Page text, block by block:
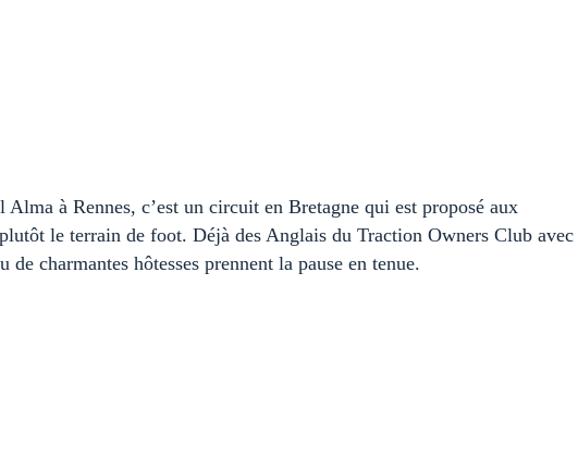
à Rennes, c’est un circuit en Bretagne qui est proposé aux
le terrain de foot. Déjà des Anglais du Traction Owners Club avec
charmantes hôtesses prennent la pause en tenue.